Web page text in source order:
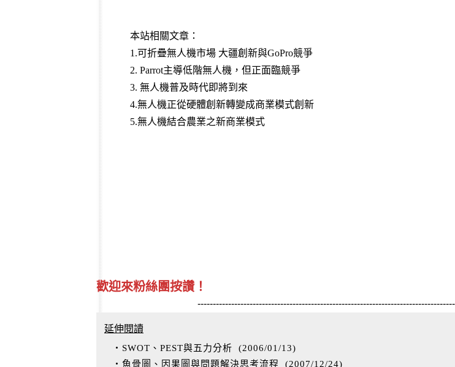
本站相關文章：
1.可折疊無人機市場 大疆創新與GoPro競爭
2. Parrot主導低階無人機，但正面臨競爭
3. 無人機普及時代即將到來
4.無人機正從硬體創新轉變成商業模式創新
5.無人機結合農業之新商業模式
歡迎來粉絲團按讚！
延伸閱讀
‧SWOT、PEST與五力分析 (2006/01/13)
‧魚骨圖、因果圖與問題解決思考流程
(2007/12/24)